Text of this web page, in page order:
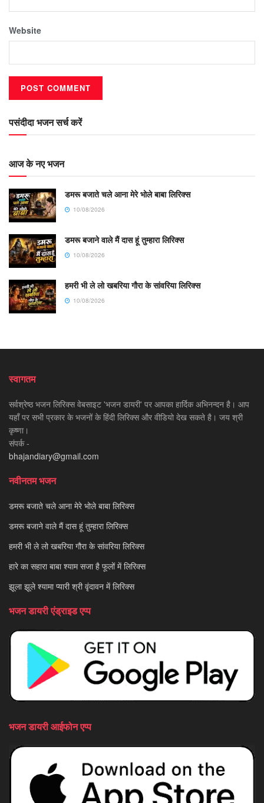
Website
पसंदीदा भजन सर्च करें
आज के नए भजन
डमरू बजाते चले आना मेरे भोले बाबा लिरिक्स
10/08/2026
डमरू बजाने वाले मैं दास हूं तुम्हारा लिरिक्स
10/08/2026
हमरी भी ले लो खबरिया गौरा के सांवरिया लिरिक्स
10/08/2026
स्वागतम
सर्वश्रेष्ठ भजन लिरिक्स वेबसाइट 'भजन डायरी' पर आपका हार्दिक अभिनन्दन है। आप
यहाँ पर सभी प्रकार के भजनों के हिंदी लिरिक्स और वीडियो देख सकते है। जय श्री
कृष्णा।
संपर्क -
bhajandiary@gmail.com
नवीनतम भजन
डमरू बजाते चले आना मेरे भोले बाबा लिरिक्स
डमरू बजाने वाले मैं दास हूं तुम्हारा लिरिक्स
हमरी भी ले लो खबरिया गौरा के सांवरिया लिरिक्स
हारे का सहारा बाबा श्याम सजा है फूलों में लिरिक्स
झूला झूले श्यामा प्यारी श्री वृंदावन में लिरिक्स
भजन डायरी एंड्राइड एप्प
भजन डायरी आईफोन एप्प